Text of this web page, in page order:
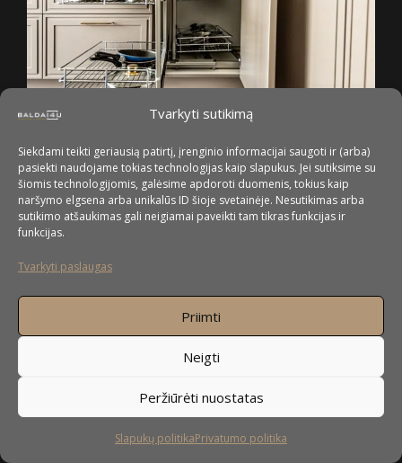
Tvarkyti sutikimą
Siekdami teikti geriausią patirtį, įrenginio informacijai saugoti ir (arba)
pasiekti naudojame tokias technologijas kaip slapukus. Jei sutiksime su
šiomis technologijomis, galėsime apdoroti duomenis, tokius kaip
naršymo elgsena arba unikalūs ID šioje svetainėje. Nesutikimas arba
sutikimo atšaukimas gali neigiamai paveikti tam tikras funkcijas ir
funkcijas.
Tvarkyti paslaugas
Priimti
Neigti
Peržiūrėti nuostatas
Slapukų politikaPrivatumo politika